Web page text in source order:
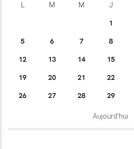
L M M J
1
5 6 7 8
12 13 14 15
19 20 21 22
26 27 28 29
Aujourd'hui